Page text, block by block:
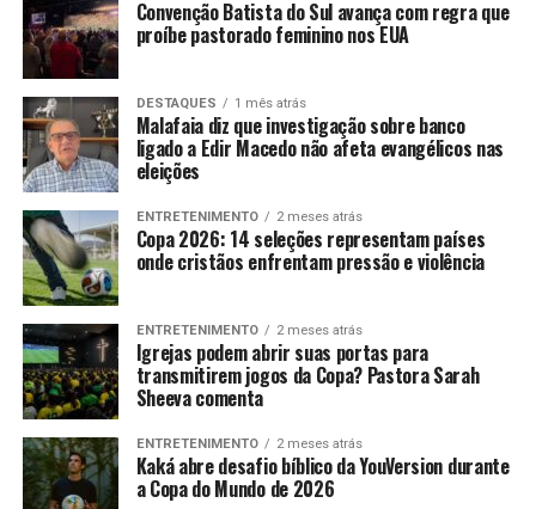
Convenção Batista do Sul avança com regra que
proíbe pastorado feminino nos EUA
DESTAQUES 1 mês atrás
Malafaia diz que investigação sobre banco
ligado a Edir Macedo não afeta evangélicos nas
eleições
ENTRETENIMENTO 2 meses atrás
Copa 2026: 14 seleções representam países
onde cristãos enfrentam pressão e violência
ENTRETENIMENTO 2 meses atrás
Igrejas podem abrir suas portas para
transmitirem jogos da Copa? Pastora Sarah
Sheeva comenta
ENTRETENIMENTO 2 meses atrás
Kaká abre desafio bíblico da YouVersion durante
a Copa do Mundo de 2026